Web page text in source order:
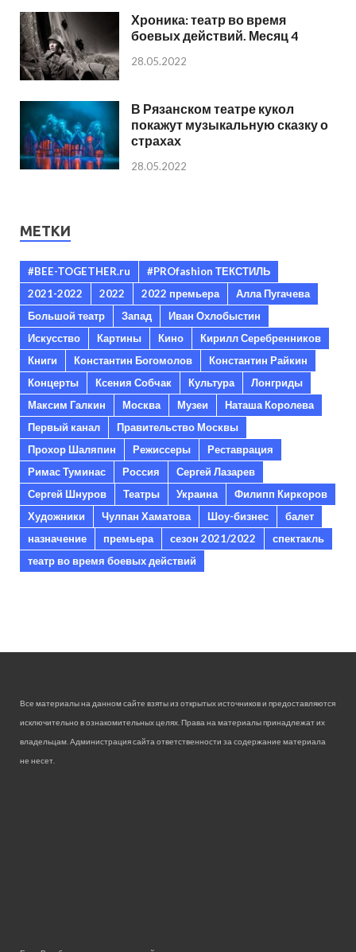
Хроника: театр во время
боевых действий. Месяц 4
28.05.2022
В Рязанском театре кукол
покажут музыкальную сказку о
страхах
28.05.2022
МЕТКИ
#BEE-TOGETHER.ru
#PROfashion ТЕКСТИЛЬ
2021-2022
2022 2022 премьера
Алла Пугачева
Большой театр
Запад
Иван Охлобыстин
Искусство
Картины Кино
Кирилл Серебренников
Книги
Константин Богомолов
Константин Райкин
Концерты
Ксения Собчак Культура
Лонгриды
Максим Галкин
Москва Музеи
Наташа Королева
Первый канал
Правительство Москвы
Прохор Шаляпин
Режиссеры
Реставрация
Римас Туминас
Россия
Сергей Лазарев
Сергей Шнуров
Театры Украина
Филипп Киркоров
Художники
Чулпан Хаматова Шоу-бизнес
балет
назначение
премьера сезон 2021/2022
спектакль
театр во время боевых действий
Все материалы на данном сайте взяты из открытых источников и предоставляются
исключительно в ознакомительных целях. Права на материалы принадлежат их
владельцам. Администрация сайта ответственности за содержание материала
не несет.